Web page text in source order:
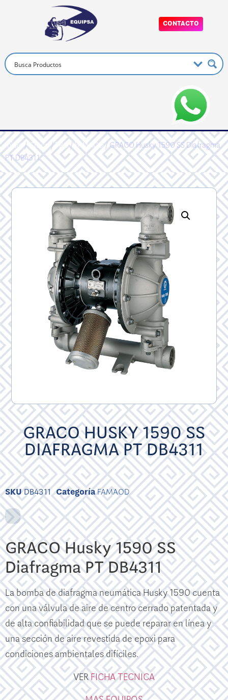
CONTACTO
Inicio/Graco/PRO/FAMAOD/ GRACO Husky 1590 SS Diafragma
PT DB4311
GRACO HUSKY 1590 SS
DIAFRAGMA PT DB4311
SKUDB4311 CategoríaFAMAOD
GRACO Husky 1590 SS
Diafragma PT DB4311
La bomba de diafragma neumática Husky 1590 cuenta
con una válvula de aire de centro cerrado patentada y
de alta confiabilidad que se puede reparar en línea y
una sección de aire revestida de epoxi para
condiciones ambientales difíciles.
VERFICHA TECNICA